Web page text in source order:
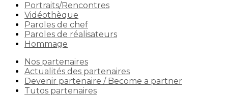
Portraits/Rencontres
Vidéothèque
Paroles de chef
Paroles de réalisateurs
Hommage
Nos partenaires
Actualités des partenaires
Devenir partenaire / Become a partner
Tutos partenaires